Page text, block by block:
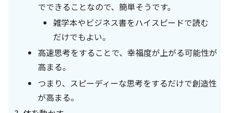
でできることなので、簡単そうです。
雑学本やビジネス書をハイスピードで読む
だけでもよい。
高速思考をすることで、幸福度が上がる可能性が
高まる。
つまり、スピーディーな思考をするだけで創造性
が高まる。